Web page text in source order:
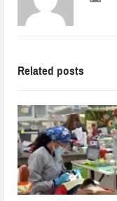
Related posts